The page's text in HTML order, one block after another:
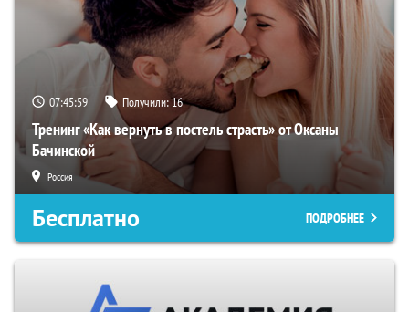
07:45:58 Получили:16
Тренинг «Как вернуть в постель страсть» от Оксаны
Бачинской
Россия
Бесплатно ПОДРОБНЕЕ